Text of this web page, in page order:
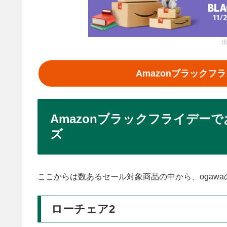
Amazonブラックフ
Amazonブラックフライデー
ズ
ここからは数あるセール対象商品の中から、
ローチェア2